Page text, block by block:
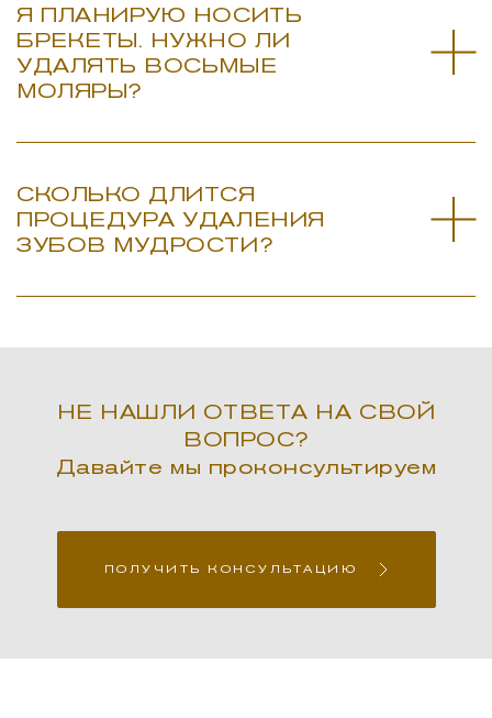
Я ПЛАНИРУЮ НОСИТЬ
БРЕКЕТЫ. НУЖНО ЛИ
УДАЛЯТЬ ВОСЬМЫЕ
МОЛЯРЫ?
СКОЛЬКО ДЛИТСЯ
ПРОЦЕДУРА УДАЛЕНИЯ
ЗУБОВ МУДРОСТИ?
НЕ НАШЛИ ОТВЕТА НА СВОЙ
ВОПРОС?
Давайте мы проконсультируем
ПОЛУЧИТЬ КОНСУЛЬТАЦИЮ